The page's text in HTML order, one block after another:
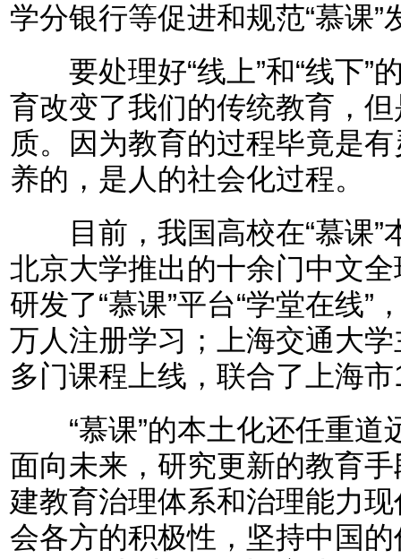
学分银行等促进和规范“慕课”
要处理好“线上”和“线下”
育改变了我们的传统教育，
质。因为教育的过程毕竟是
养的，是人的社会化过程。
目前，我国高校在“慕课”
北京大学推出的十余门中文
研发了“慕课”平台“学堂在线
万人注册学习；上海交通大
多门课程上线，联合了上海
“慕课”的本土化还任重道
面向未来，研究更新的教育
建教育治理体系和治理能力
会各方的积极性，坚持中国